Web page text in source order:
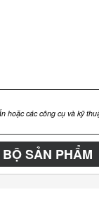
hoặc các công cụ và kỹ
SẢN PHẨM